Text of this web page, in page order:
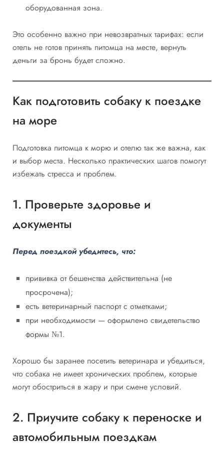
оборудованная зона.
Это особенно важно при невозвратных тарифах: если
отель не готов принять питомца на месте, вернуть
деньги за бронь будет сложно.
Как подготовить собаку к поездке
на море
Подготовка питомца к морю и отелю так же важна, как
и выбор места. Несколько практических шагов помогут
избежать стресса и проблем.
1. Проверьте здоровье и
документы
Перед поездкой убедитесь, что:
прививка от бешенства действительна (не
просрочена);
есть ветеринарный паспорт с отметками;
при необходимости — оформлено свидетельство
формы №1.
Хорошо бы заранее посетить ветеринара и убедиться,
что собака не имеет хронических проблем, которые
могут обостриться в жару и при смене условий.
2. Приучите собаку к переноске и
автомобильным поездкам